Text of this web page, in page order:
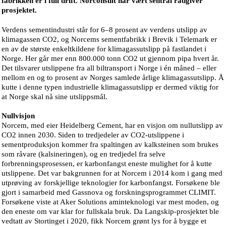
prosjektet.
Verdens sementindustri står for 6–8 prosent av verdens utslipp av
klimagassen CO2, og Norcems sementfabrikk i Brevik i Telemark er
en av de største enkeltkildene for klimagassutslipp på fastlandet i
Norge. Her går mer enn 800.000 tonn CO2 ut gjennom pipa hvert år.
Det tilsvarer utslippene fra all biltransport i Norge i én måned – eller
mellom en og to prosent av Norges samlede årlige klimagassutslipp. Å
kutte i denne typen industrielle klimagassutslipp er dermed viktig for
at Norge skal nå sine utslippsmål.
Nullvisjon
Norcem, med eier Heidelberg Cement, har en visjon om nullutslipp av
CO2 innen 2030. Siden to tredjedeler av CO2-utslippene i
sementproduksjon kommer fra spaltingen av kalksteinen som brukes
som råvare (kalsineringen), og en tredjedel fra selve
forbrenningsprosessen, er karbonfangst eneste mulighet for å kutte
utslippene. Det var bakgrunnen for at Norcem i 2014 kom i gang med
utprøving av forskjellige teknologier for karbonfangst. Forsøkene ble
gjort i samarbeid med Gassnova og forskningsprogrammet CLIMIT.
Forsøkene viste at Aker Solutions aminteknologi var mest moden, og
den eneste om var klar for fullskala bruk. Da Langskip-prosjektet ble
vedtatt av Stortinget i 2020, fikk Norcem grønt lys for å bygge et